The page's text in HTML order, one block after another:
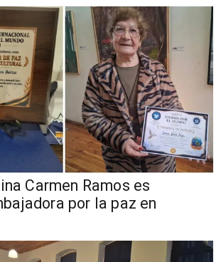
Carmen Ramos es
por la paz en